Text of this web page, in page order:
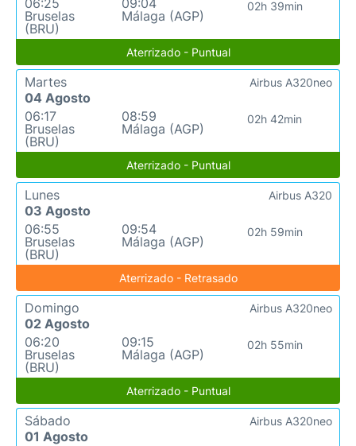
06:25
Bruselas
(BRU)
09:04
Málaga (AGP)
02h 39min
Aterrizado - Puntual
Martes
04 Agosto
06:17
Bruselas
(BRU)
08:59
Málaga (AGP)
02h 42min
Airbus A320neo
Aterrizado - Puntual
Lunes
03 Agosto
06:55
Bruselas
(BRU)
09:54
Málaga (AGP)
02h 59min
Airbus A320
Aterrizado - Retrasado
Domingo
02 Agosto
06:20
Bruselas
(BRU)
09:15
Málaga (AGP)
02h 55min
Airbus A320neo
Aterrizado - Puntual
Sábado
01 Agosto
Airbus A320neo